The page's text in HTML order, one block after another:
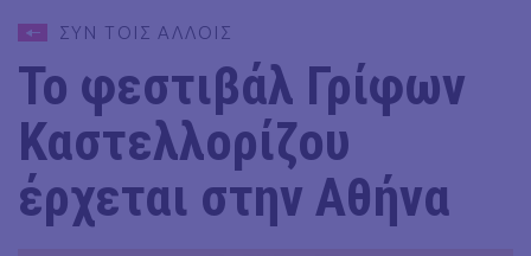
ΣΥΝ ΤΟΙΣ ΑΛΛΟΙΣ
Το φεστιβάλ Γρίφων
Καστελλορίζου
έρχεται στην Αθήνα